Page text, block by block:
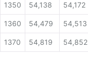
1350 54,138 54,172
1360 54,479 54,513
1370 54,819 54,852